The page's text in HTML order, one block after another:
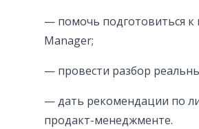
— помочь подготовиться к
Manager;
— провести разбор
— дать рекомендации по
продакт-менеджменте.